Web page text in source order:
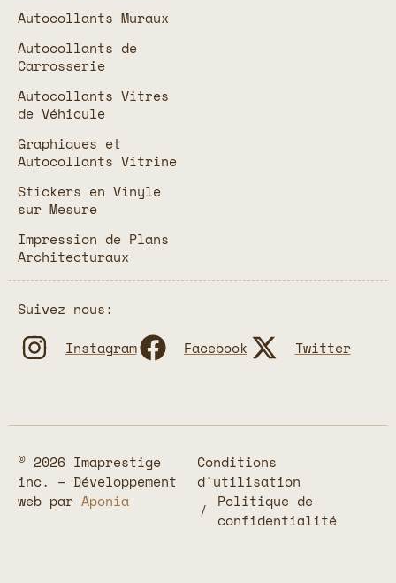
Autocollants Muraux
Autocollants de
Carrosserie
Autocollants Vitres
de Véhicule
Graphiques et
Autocollants Vitrine
Stickers en Vinyle
sur Mesure
Impression de Plans
Architecturaux
Suivez nous:
Instagram
Facebook Twitter
© 2026 Imaprestige
inc. – Développement
web par Aponia
Conditions
d'utilisation
Politique de
confidentialité